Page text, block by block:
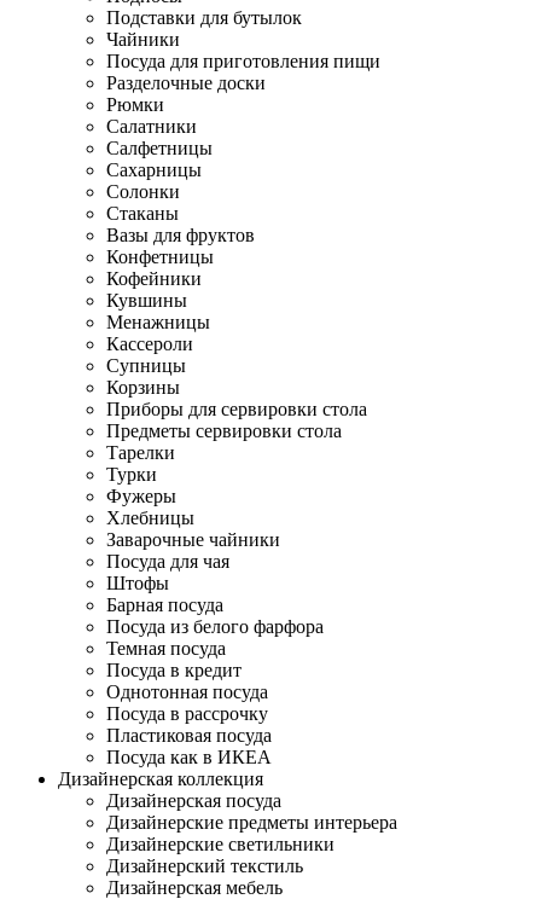
Подставки для бутылок
Чайники
Посуда для приготовления пищи
Разделочные доски
Рюмки
Салатники
Салфетницы
Сахарницы
Солонки
Стаканы
Вазы для фруктов
Конфетницы
Кофейники
Кувшины
Менажницы
Кассероли
Супницы
Корзины
Приборы для сервировки стола
Предметы сервировки стола
Тарелки
Турки
Фужеры
Хлебницы
Заварочные чайники
Посуда для чая
Штофы
Барная посуда
Посуда из белого фарфора
Темная посуда
Посуда в кредит
Однотонная посуда
Посуда в рассрочку
Пластиковая посуда
Посуда как в ИКЕА
Дизайнерская коллекция
Дизайнерская посуда
Дизайнерские предметы интерьера
Дизайнерские светильники
Дизайнерский текстиль
Дизайнерская мебель